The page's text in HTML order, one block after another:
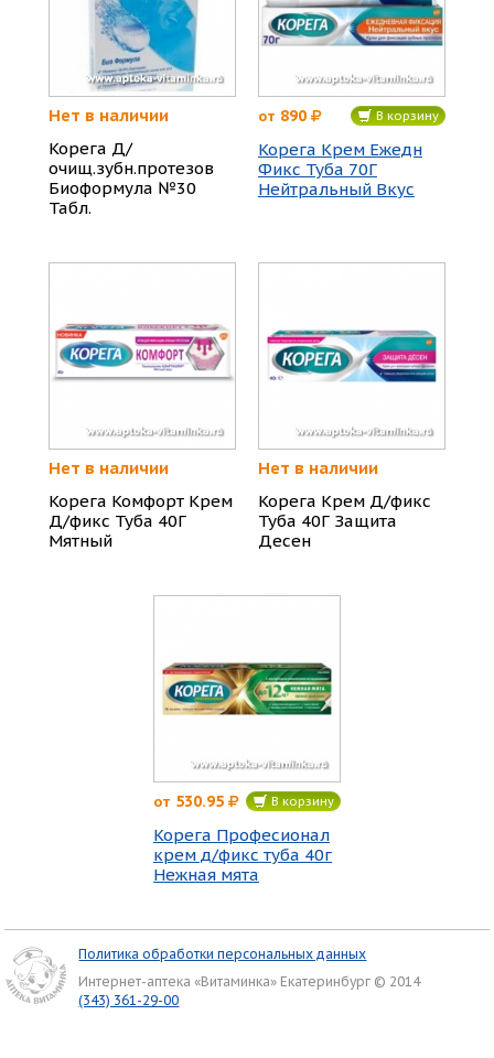
Нет в наличии
Корега Д/
очищ.зубн.протезов
Биоформула №30
Табл.
от 890 В корзину
Корега Крем Ежедн
Фикс Туба 70Г
Нейтральный Вкус
Нет в наличии
Корега Комфорт Крем
Д/фикс Туба 40Г
Мятный
Нет в наличии
Корега Крем Д/фикс
Туба 40Г Защита
Десен
от 530.95 В корзину
Корега Професионал
крем д/фикс туба 40г
Нежная мята
Политика обработки персональных данных
Интернет-аптека «Витаминка» Екатеринбург © 2014
(343) 361-29-00